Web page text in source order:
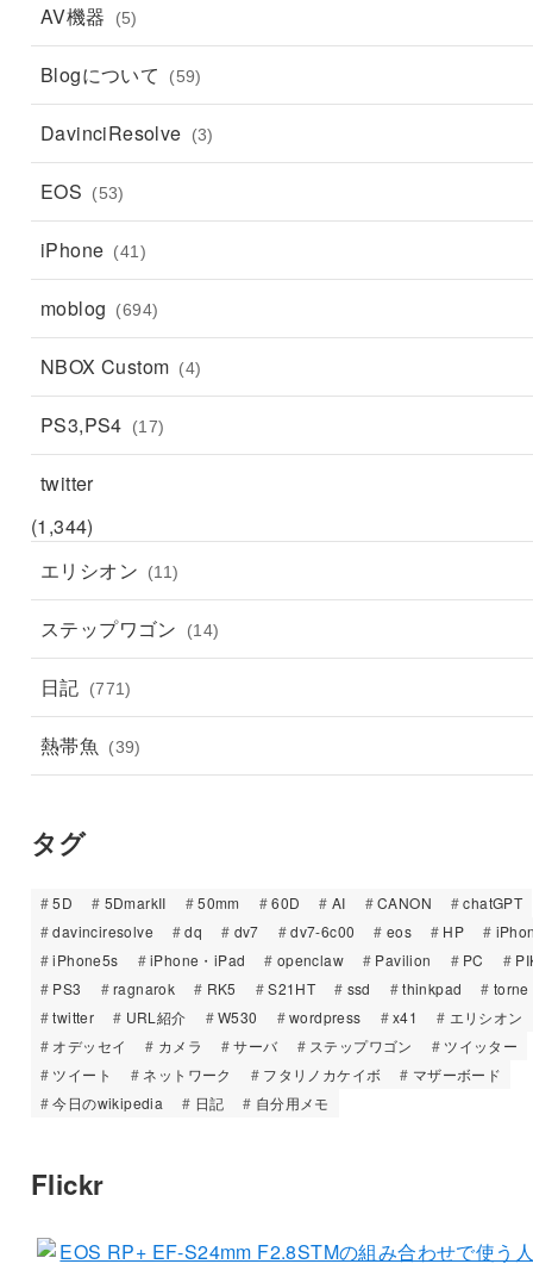
AV機器 (5)
Blogについて (59)
DavinciResolve (3)
EOS (53)
iPhone (41)
moblog (694)
NBOX Custom (4)
PS3,PS4 (17)
twitter
(1,344)
エリシオン
(11)
ステップワゴン (14)
日記 (771)
熱帯魚 (39)
タグ
5D 5DmarkII 50mm 60D AI CANON
chatGPT
davinciresolve
dq dv7 dv7-6c00 eos HP
iPhone5s
iPhone・iPad openclaw Pavilion PC
PS3
ragnarok RK5 S21HT ssd thinkpad
torne
twitter
URL紹介 W530 wordpress x41
エリシオン
オデッセイ
カメラ サーバ ステップワゴン
ツイッター
ツイート
ネットワーク フタリノカケイボ
マザーボード
今日のwikipedia
日記 自分用メモ
Flickr